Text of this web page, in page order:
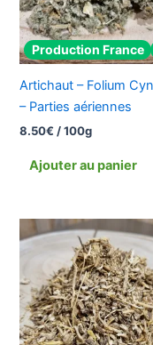
Production France
Artichaut – Folium
– Parties aériennes
8.50€ / 100g
Ajouter au panier